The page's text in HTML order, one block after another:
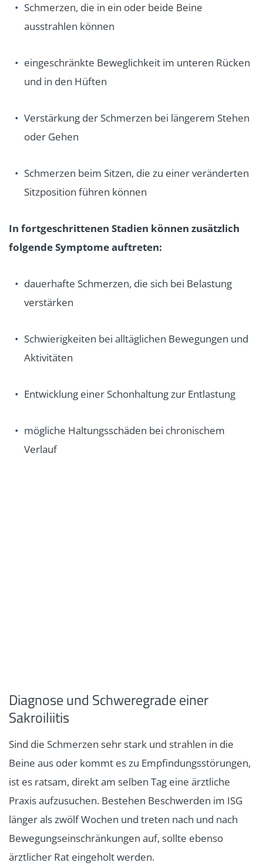
Schmerzen, die in ein oder beide Beine
ausstrahlen können
eingeschränkte Beweglichkeit im unteren Rücken
und in den Hüften
Verstärkung der Schmerzen bei längerem Stehen
oder Gehen
Schmerzen beim Sitzen, die zu einer veränderten
Sitzposition führen können
In fortgeschrittenen Stadien können zusätzlich
folgende Symptome auftreten:
dauerhafte Schmerzen, die sich bei Belastung
verstärken
Schwierigkeiten bei alltäglichen Bewegungen und
Aktivitäten
Entwicklung einer Schonhaltung zur Entlastung
mögliche Haltungsschäden bei chronischem
Verlauf
Diagnose und Schweregrade einer
Sakroiliitis
Sind die Schmerzen sehr stark und strahlen in die
Beine aus oder kommt es zu Empfindungsstörungen,
ist es ratsam, direkt am selben Tag eine ärztliche
Praxis aufzusuchen. Bestehen Beschwerden im ISG
länger als zwölf Wochen und treten nach und nach
Bewegungseinschränkungen auf, sollte ebenso
ärztlicher Rat eingeholt werden.